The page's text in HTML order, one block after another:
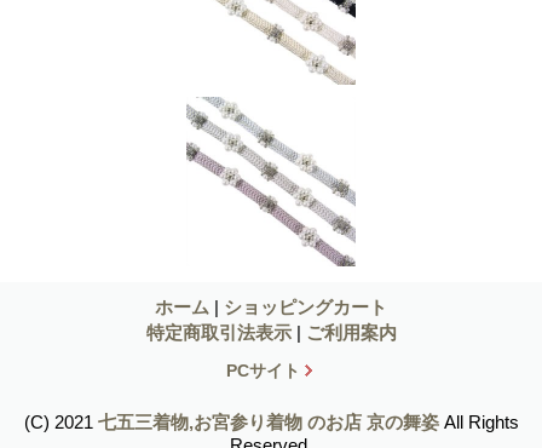
ホーム | ショッピングカート
特定商取引法表示 | ご利用案内
PCサイト
(C) 2021 七五三着物,お宮参り着物 のお店 京の舞姿All Rights